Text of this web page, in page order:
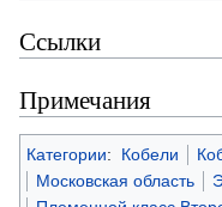
Ссылки
Примечания
Категории: Кобели
Московская область